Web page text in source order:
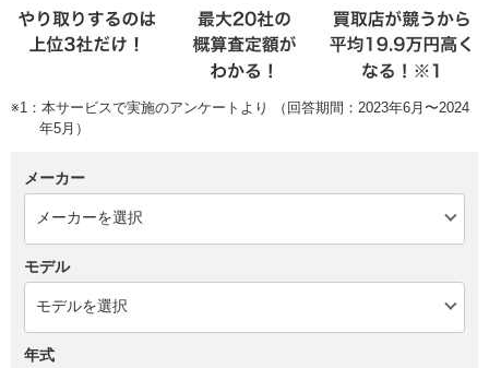
※1：本サービスで実施のアンケートより （回答期間：2023年6月〜2024
年5月）
メーカー
モデル
年式